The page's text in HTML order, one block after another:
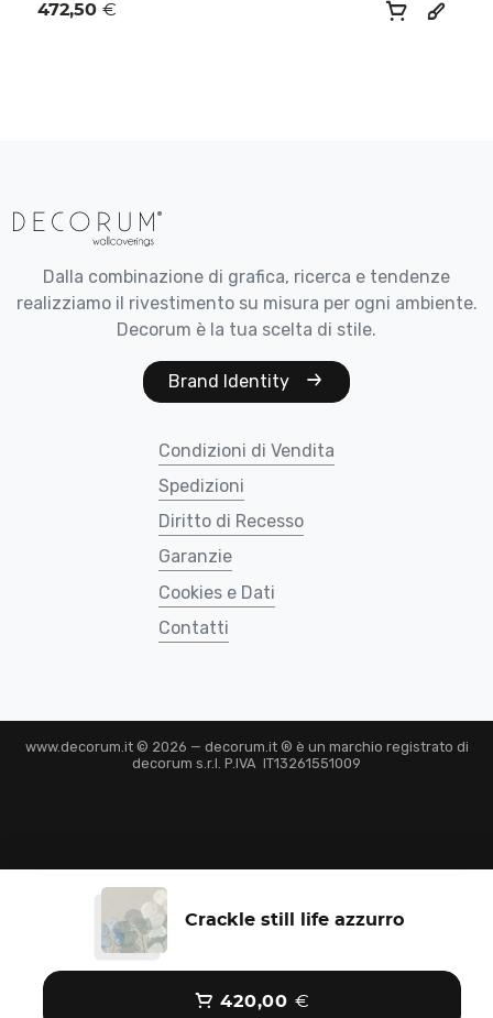
472,50€
Crackle still life azzurro
420,00 €
Dalla combinazione di grafica, ricerca e tendenze
realizziamo il rivestimento su misura per ogni ambiente.
Decorum è la tua scelta di stile.
Brand Identity
Condizioni di Vendita
Spedizioni
Diritto di Recesso
Garanzie
Cookies e Dati
Contatti
www.decorum.it © 2026 — decorum.it ® è un marchio registrato di
decorum s.r.l. P.IVA IT13261551009